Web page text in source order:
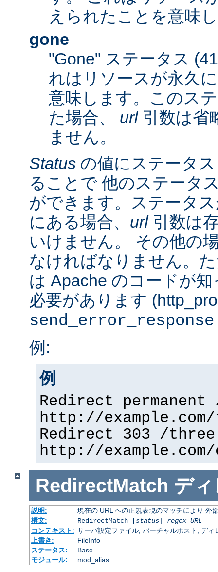
えられたことを意味
gone
"Gone" ステータス
れはリソースが永久
意味します。このス
た場合、 url引数は省
ません。
Status の値にステータ
ることで 他のステータ
ができます。ステータ
にある場合、 url引数は
いけません。 その他の
なければなりません。
は Apache のコードが
必要があります
send_error_response
例:
例
Redirect permanent
http://example.com/
Redirect 303 /three
http://
RedirectMatch デ
説明:
現在の URL への正規表現のマッチにより 外
構文:
RedirectMatch [status] regex URL
コンテキスト: サーバ設定ファイル, バーチャルホスト, ディ
上書き:
FileInfo
ステータス:
Base
モジュール:
mod_alias